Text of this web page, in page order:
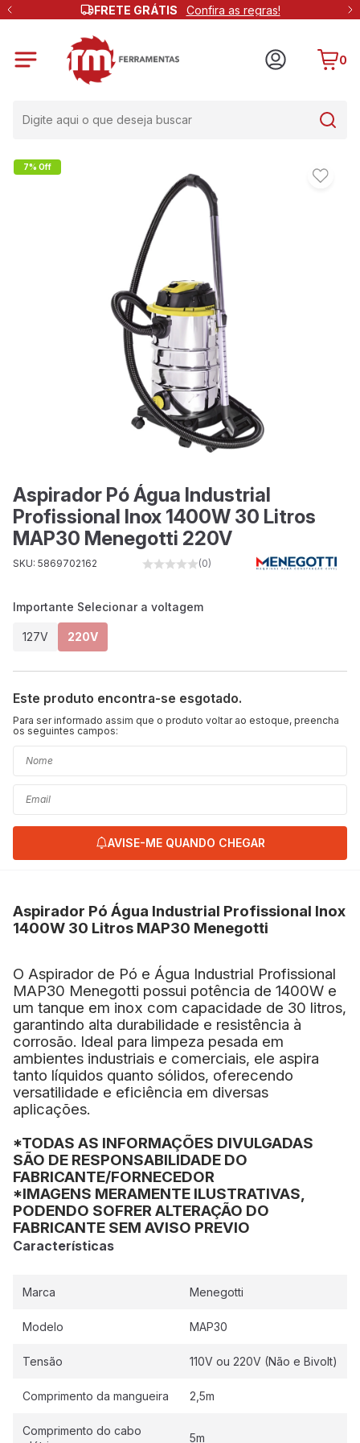
FRETE GRÁTIS Confira as regras!
0
7% Off
Aspirador Pó Água Industrial
Profissional Inox 1400W 30 Litros
MAP30 Menegotti 220V
SKU: 5869702162 (0)
Importante Selecionar a voltagem
127V 220V
Este produto encontra-se esgotado.
Para ser informado assim que o produto voltar ao estoque, preencha
os seguintes campos:
AVISE-ME QUANDO CHEGAR
Aspirador Pó Água Industrial Profissional Inox
1400W 30 Litros MAP30 Menegotti
O Aspirador de Pó e Água Industrial Profissional
MAP30 Menegotti possui potência de 1400W e
um tanque em inox com capacidade de 30 litros,
garantindo alta durabilidade e resistência à
corrosão. Ideal para limpeza pesada em
ambientes industriais e comerciais, ele aspira
tanto líquidos quanto sólidos, oferecendo
versatilidade e eficiência em diversas
aplicações.
*TODAS AS INFORMAÇÕES DIVULGADAS
SÃO DE RESPONSABILIDADE DO
FABRICANTE/FORNECEDOR
*IMAGENS MERAMENTE ILUSTRATIVAS,
PODENDO SOFRER ALTERAÇÃO DO
FABRICANTE SEM AVISO PREVIO
Características
Marca Menegotti
Modelo MAP30
Tensão 110V ou 220V (Não e Bivolt)
Comprimento da mangueira 2,5m
Comprimento do cabo
5m